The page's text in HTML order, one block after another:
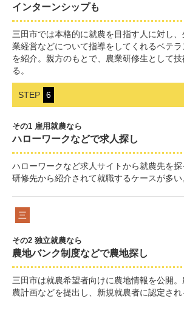
インターンシップも
三田市では本格的に就農を目指す人に対し
業経営などについて指導をしてくれるベテラ
を紹介。親方のもとで、農業研修生として
る。
STEP 6
その1 雇用就農なら
ハローワークなどで求人探し
ハローワークなど求人サイトから就農先を
研修先から紹介されて就職するケースが多い
三
その2 独立就農なら
農地バンク制度などで農地探し
三田市は就農希望者向けに農地情報を公開
農計画などを提出し、新規就農者に認定され